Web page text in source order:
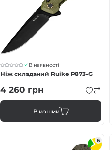
В наявності
Ніж складаний Ruike P873-G
4 260 грн
В кошик
6